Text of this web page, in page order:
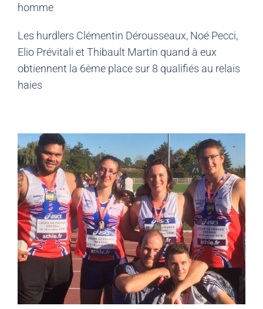
homme
Les hurdlers Clémentin Dérousseaux, Noé Pecci,
Elio Prévitali et Thibault Martin quand à eux
obtiennent la 6ème place sur 8 qualifiés au relais
haies